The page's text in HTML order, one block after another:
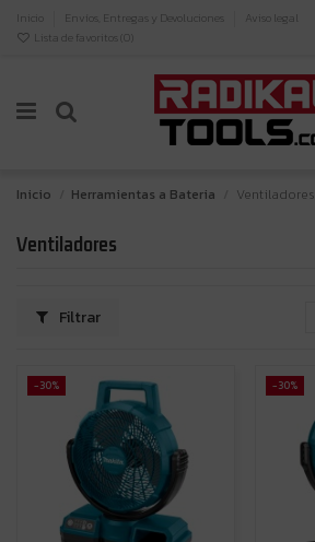
Inicio Envíos, Entregas y Devoluciones
Aviso legal
Lista de favoritos ( 0)
Inicio Herramientas a Bateria Ventiladores
Ventiladores
Filtrar
-30% -30%